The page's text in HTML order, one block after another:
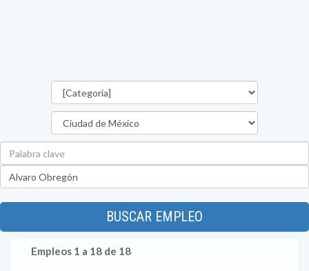
BUSCAR EMPLEO
Empleos 1 a 18 de 18